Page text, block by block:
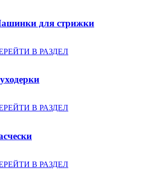
для стрижки
В РАЗДЕЛ
В РАЗДЕЛ
В РАЗДЕЛ